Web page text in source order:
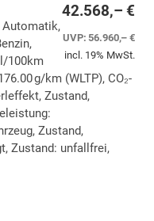
42.568,– €
UVP:56.960,– €
incl. 19% MwSt.
Automatik,
100km
g/km (WLTP), CO₂-
Zustand,
Zustand,
Zustand: unfallfrei,